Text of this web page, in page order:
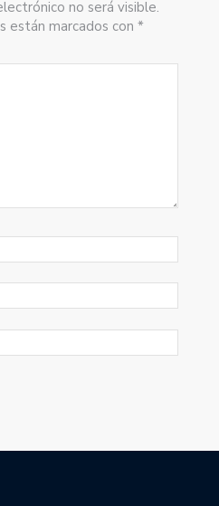
no será visible.
están marcados con *